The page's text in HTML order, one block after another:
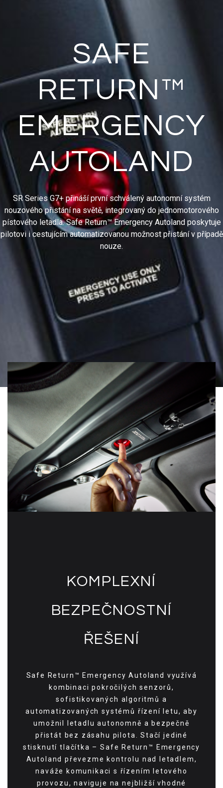
SAFE
RETURN™
EMERGENCY
AUTOLAND
SR Series G7+ přináší první schválený autonomní systém
nouzového přistání na světě, integrovaný do jednomotorového
pístového letadla. Safe Return™ Emergency Autoland poskytuje
pilotovi i cestujícím automatizovanou možnost přistání v případě
nouze.
KOMPLEXNÍ
BEZPEČNOSTNÍ
ŘEŠENÍ
Safe Return™ Emergency Autoland využívá
kombinaci pokročilých senzorů,
sofistikovaných algoritmů a
automatizovaných systémů řízení letu, aby
umožnil letadlu autonomně a bezpečně
přistát bez zásahu pilota. Stačí jediné
stisknutí tlačítka – Safe Return™ Emergency
Autoland převezme kontrolu nad letadlem,
naváže komunikaci s řízením letového
provozu, naviguje na nejbližší vhodné